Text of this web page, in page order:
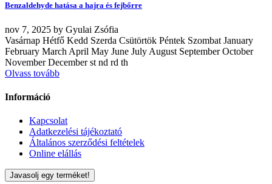
Benzaldehyde hatása a hajra és fejbőrre
nov 7, 2025 by Gyulai Zsófia
Vasárnap Hétfő Kedd Szerda Csütörtök Péntek Szombat January
February March April May June July August September October
November December st nd rd th
Olvass tovább
Információ
Kapcsolat
Adatkezelési tájékoztató
Általános szerződési feltételek
Online elállás
Javasolj egy terméket!